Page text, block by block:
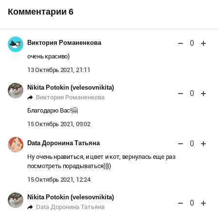
Комментарии 6
Виктория Романенкова 0
очень красиво)
13 Октябрь 2021, 21:11
Nikita Potokin (velesovnikita)
Виктория Романенкова
0
Благодарю Вас!🤗
15 Октябрь 2021, 09:02
Data Доронина Татьяна 0
Ну очень нравиться, и цвет и кот, вернулась еще раз
посмотреть порадываться))))
15 Октябрь 2021, 12:24
Nikita Potokin (velesovnikita)
Data Доронина Татьяна
0